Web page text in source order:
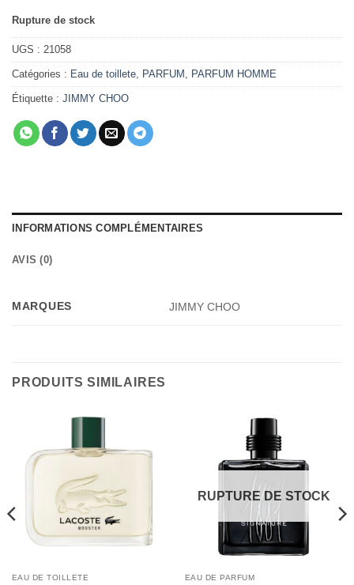
Rupture de stock
UGS : 21058
Catégories : Eau de toillete PARFUM PARFUM HOMME
Étiquette : JIMMY CHOO
INFORMATIONS COMPLÉMENTAIRES
AVIS (0)
MARQUES JIMMY CHOO
PRODUITS SIMILAIRES
EAU DE TOILLETE
RUPTURE DE STOCK
EAU DE PARFUM